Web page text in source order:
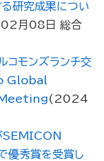
る研究成果につい
月08日 総合
コモンズランチ交
Global
( 2024
SEMICON
秀賞を受賞し